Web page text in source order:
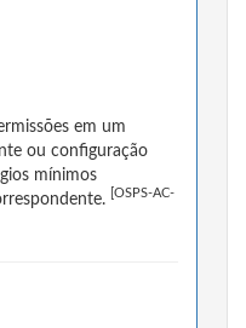
em um
ou configuração
mínimos
[OSPS-AC-